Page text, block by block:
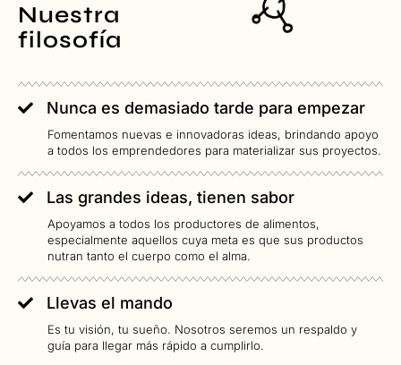
Nuestra
filosofía
Nunca es demasiado tarde para empezar
Fomentamos nuevas e innovadoras ideas, brindando apoyo
a todos los emprendedores para materializar sus proyectos.
Las grandes ideas, tienen sabor
Apoyamos a todos los productores de alimentos,
especialmente aquellos cuya meta es que sus productos
nutran tanto el cuerpo como el alma.
Llevas el mando
Es tu visión, tu sueño. Nosotros seremos un respaldo y
guía para llegar más rápido a cumplirlo.